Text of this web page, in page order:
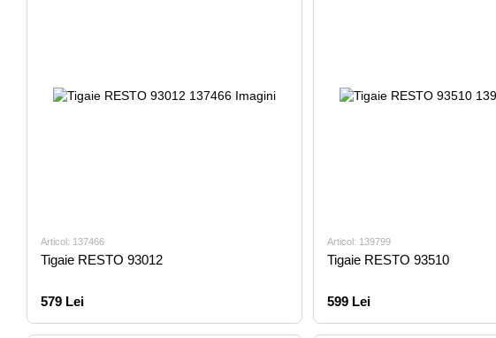
Articol: 137466
Tigaie RESTO 93012
579 Lei
Articol: 139799
Tigaie RESTO 93510
599 Lei